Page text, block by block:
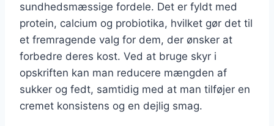
sundhedsmæssige fordele. Det er fyldt med
protein, calcium og probiotika, hvilket gør det til
et fremragende valg for dem, der ønsker at
forbedre deres kost. Ved at bruge skyr i
opskriften kan man reducere mængden af
sukker og fedt, samtidig med at man tilføjer en
cremet konsistens og en dejlig smag.